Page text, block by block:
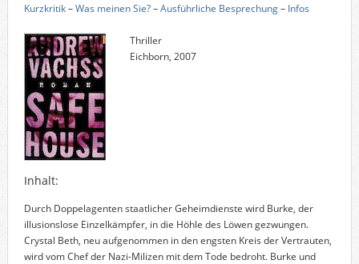
Kurzkritik–Was meinen Sie?–Ausführliche Besprechung– Infos
Thriller
Eichborn, 2007
Inhalt:
Durch Doppelagenten staatlicher Geheimdienste wird Burke, der
illusionslose Einzelkämpfer, in die Höhle des Löwen gezwungen.
Crystal Beth, neu aufgenommen in den engsten Kreis der Vertrauten,
wird vom Chef der Nazi-Milizen mit dem Tode bedroht. Burke und